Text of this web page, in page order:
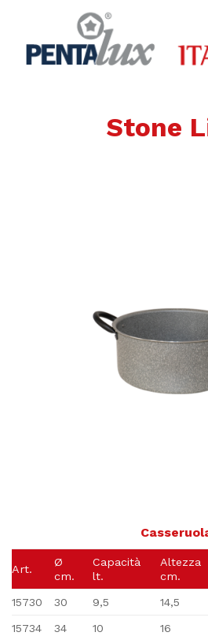
Stone
Art.
Ø
cm.
Capacità
lt.
Altezza
cm.
15730 30 9,5 14,5
15734 34 10 16